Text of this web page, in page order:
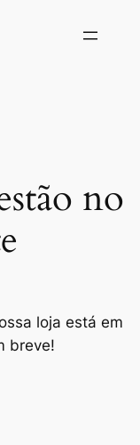
no
loja está em
breve!